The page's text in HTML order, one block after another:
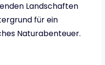
Landschaften
für ein
Naturabenteuer.